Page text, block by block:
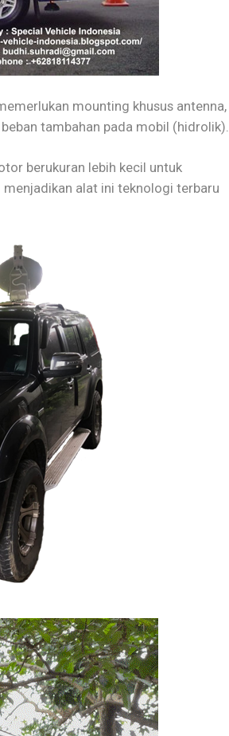
mounting khusus antenna,
tambahan pada mobil (hidrolik).
berukuran lebih kecil untuk
menjadikan alat ini teknologi terbaru